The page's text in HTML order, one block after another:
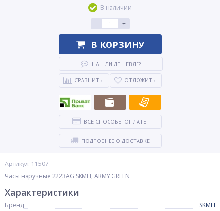
Артикул: 11507
Часы наручные 2223AG SKMEI, ARMY GREEN
В наличии
-
+
В КОРЗИНУ
НАШЛИ ДЕШЕВЛЕ?
СРАВНИТЬ ОТЛОЖИТЬ
ВСЕ СПОСОБЫ ОПЛАТЫ
ПОДРОБНЕЕ О ДОСТАВКЕ
Характеристики
Бренд
SKMEI